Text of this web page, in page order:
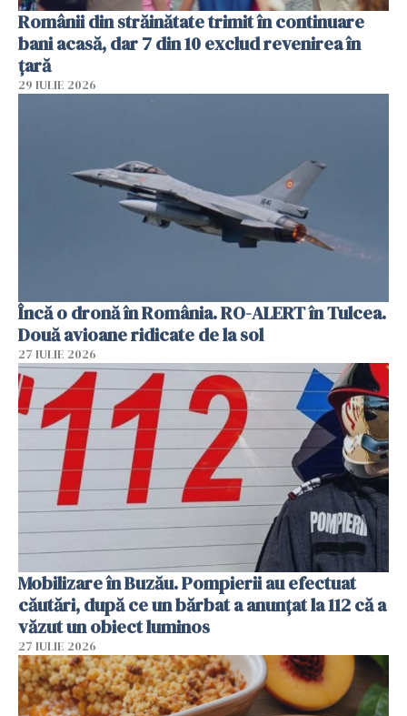
Românii din străinătate trimit în continuare
bani acasă, dar 7 din 10 exclud revenirea în
țară
29 IULIE 2026
Încă o dronă în România. RO-ALERT în Tulcea.
Două avioane ridicate de la sol
27 IULIE 2026
Mobilizare în Buzău. Pompierii au efectuat
căutări, după ce un bărbat a anunțat la 112 că a
văzut un obiect luminos
27 IULIE 2026